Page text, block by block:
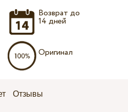
Возврат до
14 дней
Оригинал
Отзывы